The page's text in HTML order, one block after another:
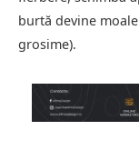
burtă devine
grosime).